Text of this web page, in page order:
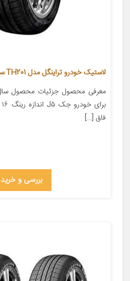
لاستیک خودرو تراینگل مدل TH201 سایز 205/55R16
فاق […]
بررسی و خرید